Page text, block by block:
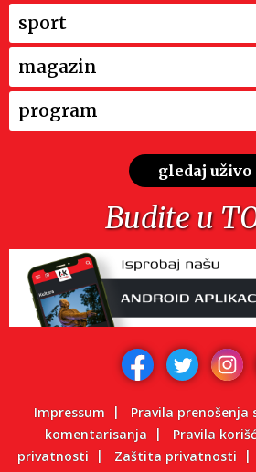
sport
magazin
program
gledaj uživo
Budite u
Impressum Pravila prenošenja
komentarisanja
Pravila
privatnosti
Zaštita privatnosti